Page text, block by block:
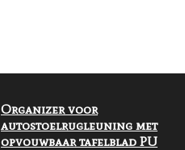
Organizer voor
autostoelrugleuning met
opvouwbaar tafelblad PU